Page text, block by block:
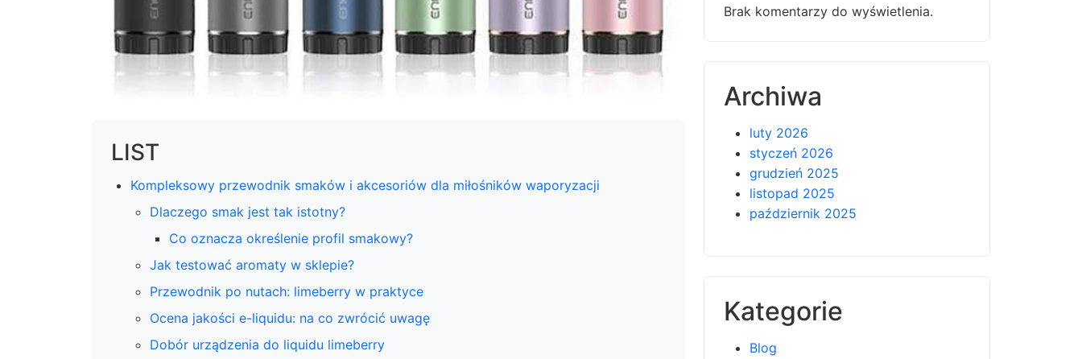
LIST
Kompleksowy przewodnik smaków i akcesoriów dla miłośników waporyzacji
Dlaczego smak jest tak istotny?
Co oznacza określenie profil smakowy?
Jak testować aromaty w sklepie?
Przewodnik po nutach: limeberry w praktyce
Ocena jakości e-liquidu: na co zwrócić uwagę
Dobór urządzenia do liquidu limeberry
Brak komentarzy do wyświetlenia.
Archiwa
luty 2026
styczeń 2026
grudzień 2025
listopad 2025
październik 2025
Kategorie
Blog